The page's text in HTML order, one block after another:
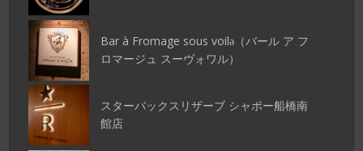
Bar à Fromage sous voilǝ（バール ア フ
ロマージュ スーヴォワル）
スターバックスリザーブ シャポー船橋南
館店